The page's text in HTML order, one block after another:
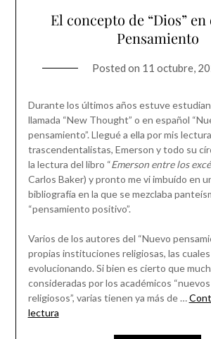
El concepto de “Dios” en
Pensamiento
Posted on 11 octubre,
Durante los últimos años estuve
llamada “New Thought” o en español
pensamiento”. Llegué a ella por mis
trascendentalistas, Emerson y todo su
la lectura del libro “Emerson entre los
Carlos Baker) y pronto me vi imbuído en
bibliografía en la que se mezclaba
“pensamiento positivo”.
Varios de los autores del “Nuevo
propias instituciones religiosas, las
evolucionando. Si bien es cierto que
consideradas por los académicos
religiosos”, varias tienen ya más de …
lectura